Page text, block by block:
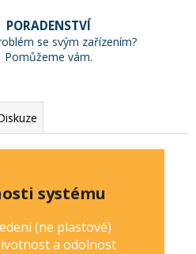
PORADENSTVÍ
se svým zařízením?
Pomůžeme vám.
systému
(ne plastové)
a odolnost